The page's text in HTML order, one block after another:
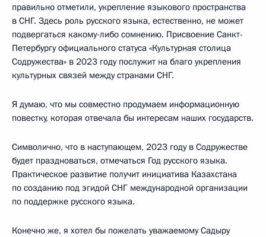
правильно отметили, укрепление языкового пространства
в СНГ. Здесь роль русского языка, естественно, не может
подвергаться какому-либо сомнению. Присвоение Санкт-
Петербургу официального статуса «Культурная столица
Содружества» в 2023 году послужит на благо укрепления
культурных связей между странами СНГ.
Я думаю, что мы совместно продумаем информационную
повестку, которая отвечала бы интересам наших государств.
Символично, что в наступающем, 2023 году в Содружестве
будет праздноваться, отмечаться Год русского языка.
Практическое развитие получит инициатива Казахстана
по созданию под эгидой СНГ международной организации
по поддержке русского языка.
Конечно же, я хотел бы пожелать уважаемому Садыру